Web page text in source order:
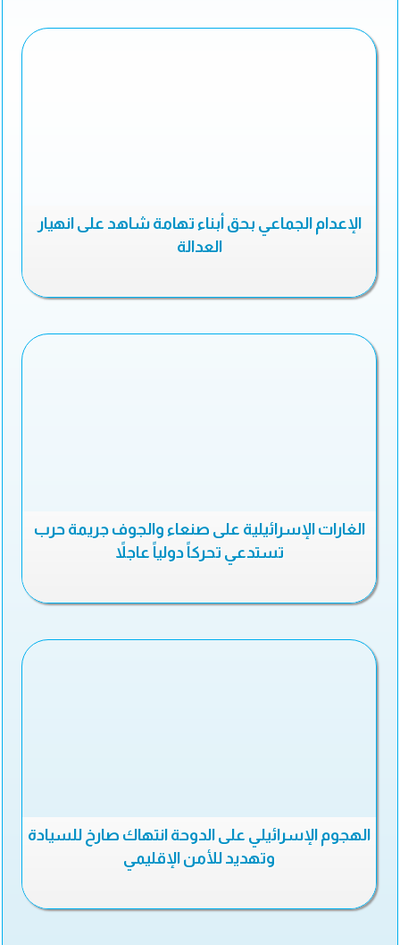
الإعدام الجماعي بحق أبناء تهامة شاهد على انهيار
العدالة
الغارات الإسرائيلية على صنعاء والجوف جريمة حرب
تستدعي تحركاً دولياً عاجلاً
الهجوم الإسرائيلي على الدوحة انتهاك صارخ للسيادة
وتهديد للأمن الإقليمي